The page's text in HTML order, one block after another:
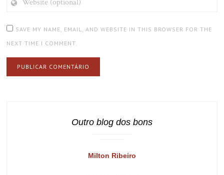
(OPTIONAL)
SAVE MY NAME, EMAIL, AND WEBSITE IN THIS BROWSER FOR THE
NEXT TIME I COMMENT.
Outro blog dos bons
Milton Ribeiro